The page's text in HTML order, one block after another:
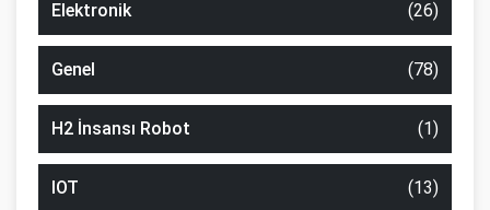
Elektronik (26)
Genel (78)
H2 İnsansı Robot (1)
IOT (13)